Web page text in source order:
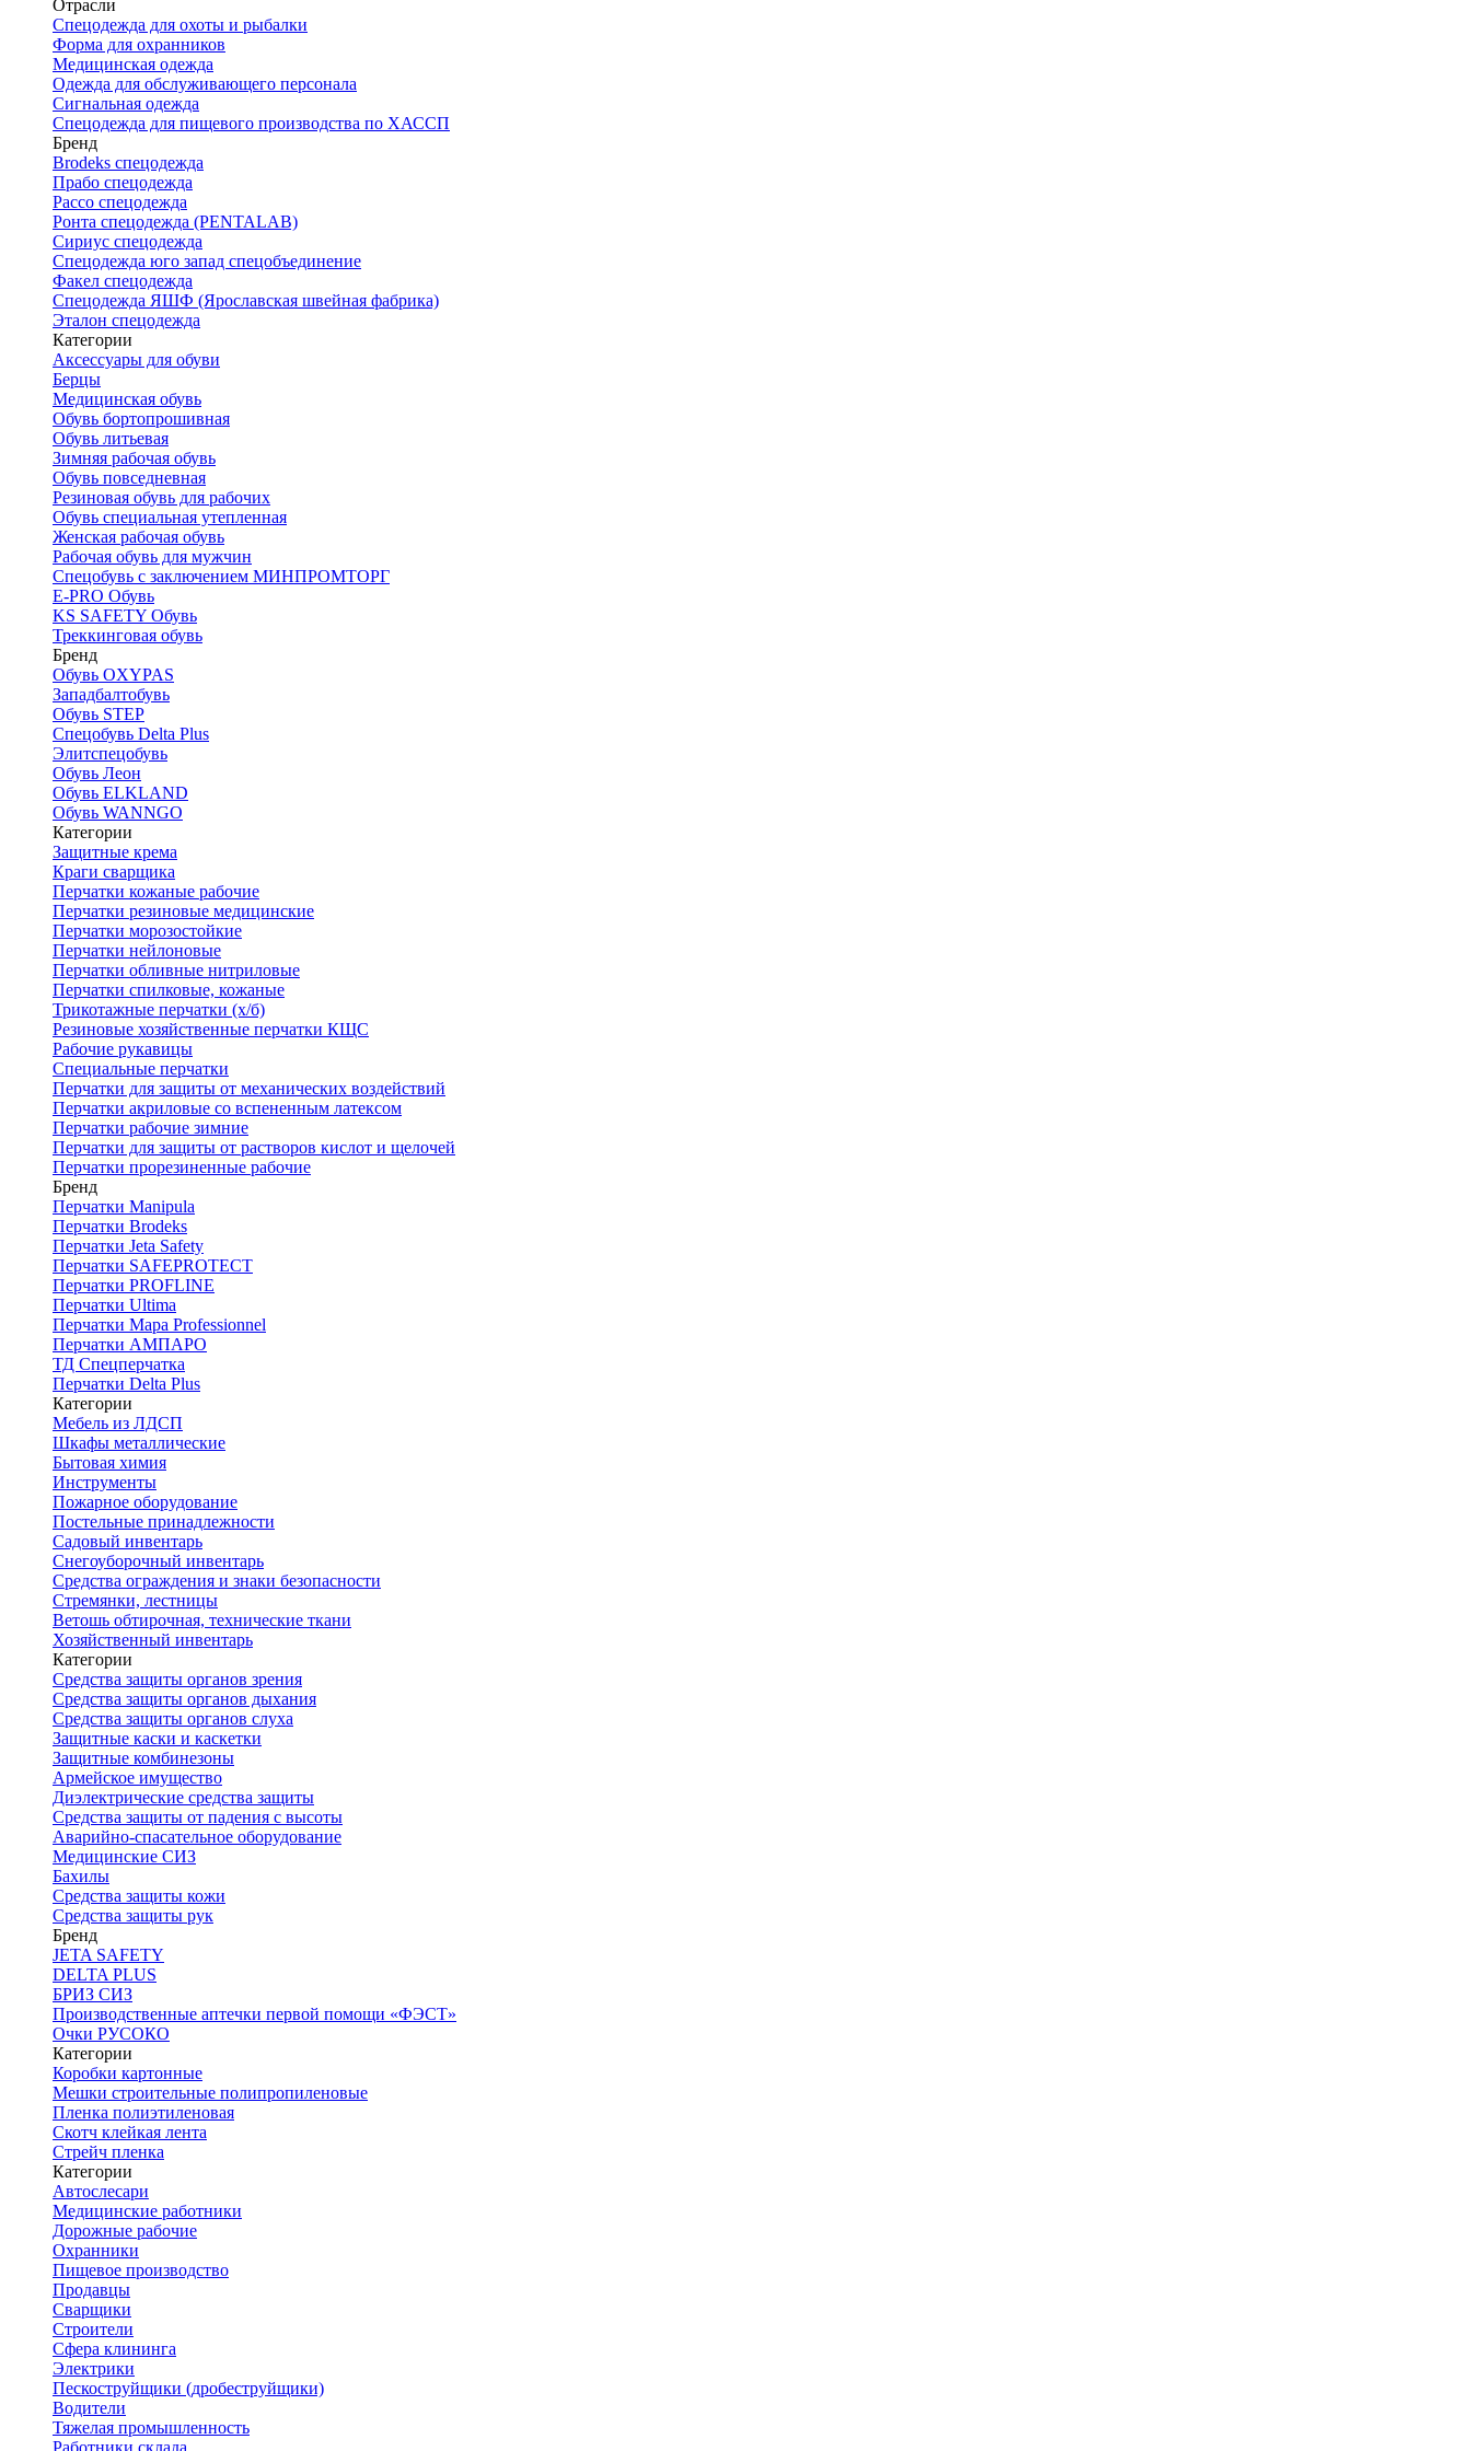
Отрасли
Спецодежда для охоты и рыбалки
Форма для охранников
Медицинская одежда
Одежда для обслуживающего персонала
Сигнальная одежда
Спецодежда для пищевого производства по ХАССП
Бренд
Brodeks спецодежда
Прабо спецодежда
Рассо спецодежда
Ронта спецодежда (PENTALAB)
Сириус спецодежда
Спецодежда юго запад спецобъединение
Факел спецодежда
Спецодежда ЯШФ (Ярославская швейная фабрика)
Эталон спецодежда
Категории
Аксессуары для обуви
Берцы
Медицинская обувь
Обувь бортопрошивная
Обувь литьевая
Зимняя рабочая обувь
Обувь повседневная
Резиновая обувь для рабочих
Обувь специальная утепленная
Женская рабочая обувь
Рабочая обувь для мужчин
Спецобувь с заключением МИНПРОМТОРГ
E-PRO Обувь
KS SAFETY Обувь
Треккинговая обувь
Бренд
Обувь OXYPAS
Западбалтобувь
Обувь STEP
Спецобувь Delta Plus
Элитспецобувь
Обувь Леон
Обувь ELKLAND
Обувь WANNGO
Категории
Защитные крема
Краги сварщика
Перчатки кожаные рабочие
Перчатки резиновые медицинские
Перчатки морозостойкие
Перчатки нейлоновые
Перчатки обливные нитриловые
Перчатки спилковые, кожаные
Трикотажные перчатки (х/б)
Резиновые хозяйственные перчатки КЩС
Рабочие рукавицы
Специальные перчатки
Перчатки для защиты от механических воздействий
Перчатки акриловые со вспененным латексом
Перчатки рабочие зимние
Перчатки для защиты от растворов кислот и щелочей
Перчатки прорезиненные рабочие
Бренд
Перчатки Manipula
Перчатки Brodeks
Перчатки Jeta Safety
Перчатки SAFEPROTECT
Перчатки PROFLINE
Перчатки Ultima
Перчатки Мара Professionnel
Перчатки АМПАРО
ТД Спецперчатка
Перчатки Delta Plus
Категории
Мебель из ЛДСП
Шкафы металлические
Бытовая химия
Инструменты
Пожарное оборудование
Постельные принадлежности
Садовый инвентарь
Снегоуборочный инвентарь
Средства ограждения и знаки безопасности
Стремянки, лестницы
Ветошь обтирочная, технические ткани
Хозяйственный инвентарь
Категории
Средства защиты органов зрения
Средства защиты органов дыхания
Средства защиты органов слуха
Защитные каски и каскетки
Защитные комбинезоны
Армейское имущество
Диэлектрические средства защиты
Средства защиты от падения с высоты
Аварийно-спасательное оборудование
Медицинские СИЗ
Бахилы
Средства защиты кожи
Средства защиты рук
Бренд
JETA SAFETY
DELTA PLUS
БРИЗ СИЗ
Производственные аптечки первой помощи «ФЭСТ»
Очки РУСОКО
Категории
Коробки картонные
Мешки строительные полипропиленовые
Пленка полиэтиленовая
Скотч клейкая лента
Стрейч пленка
Категории
Автослесари
Медицинские работники
Дорожные рабочие
Охранники
Пищевое производство
Продавцы
Сварщики
Строители
Сфера клининга
Электрики
Пескоструйщики (дробеструйщики)
Водители
Тяжелая промышленность
Работники склада